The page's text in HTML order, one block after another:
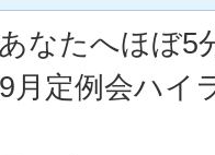
なたへほぼ5
月定例会ハイ